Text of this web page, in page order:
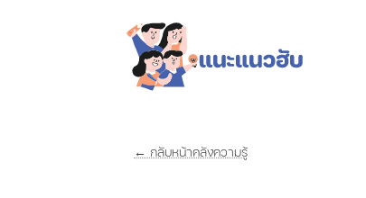
← กลับหน้าคลังความรู้